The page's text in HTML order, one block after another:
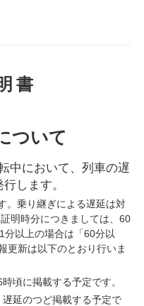
書
ついて
中において、列車の遅
します。
。乗り継ぎによる遅延は対
明時分につきましては、60
分以上の場合は「60分以
更新は以下のとおり行いま
頃に掲載する予定です。
延のつど掲載する予定で